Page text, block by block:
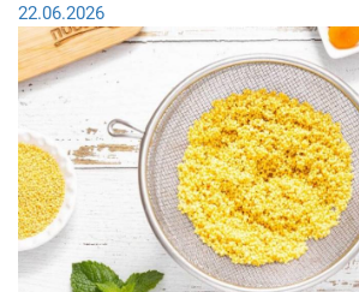
22.06.2026